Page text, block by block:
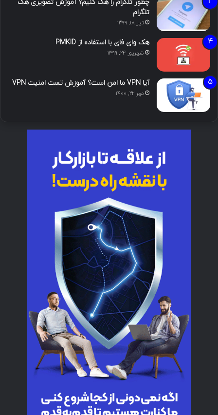
چطور تلگرام را هک کنیم؟ آموزش تصویری هک
تلگرام
تیر ۱۸, ۱۳۹۹
هک وای فای با استفاده از PMKID
شهریور ۲۴, ۱۳۹۹
آیا VPN ما امن است؟ آموزش تست امنیت VPN
مهر ۲۲, ۱۴۰۰